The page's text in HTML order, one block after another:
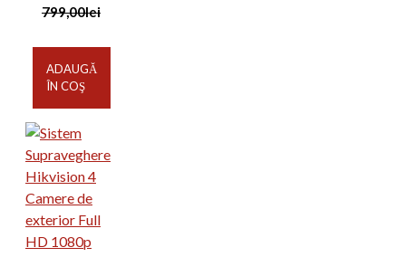
799,00lei
ADAUGĂ
ÎN COŞ